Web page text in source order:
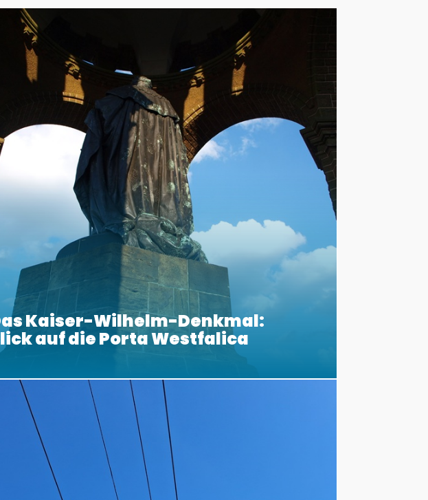
Kaiser-Wilhelm-Denkmal:
auf die Porta Westfalica